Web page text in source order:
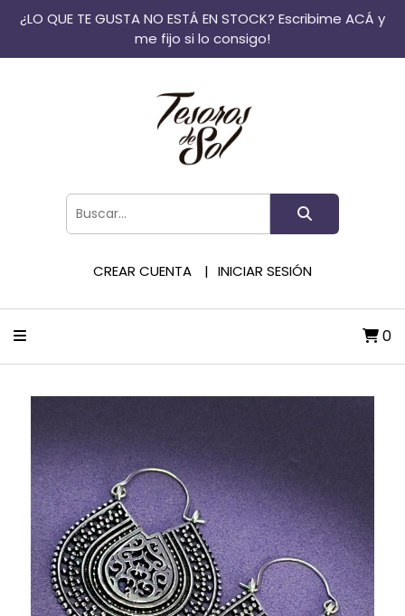
¿LO QUE TE GUSTA NO ESTÁ EN STOCK? Escribime ACÁ y
me fijo si lo consigo!
CREAR CUENTA INICIAR SESIÓN
0